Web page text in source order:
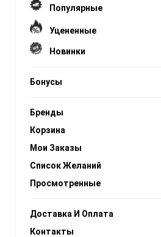
Популярные
Уцененные
Новинки
Бонусы
Бренды
Корзина
Мои Заказы
Список Желаний
Просмотренные
Доставка И Оплата
Контакты